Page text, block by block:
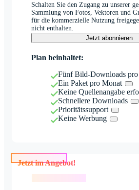
Schalten Sie den Zugang zu unserer
Sammlung von Fotos, Vektoren und
für die kommerzielle Nutzung
nicht enthalten.
Jetzt abonnieren
Plan beinhaltet:
Fünf Bild-Downloads
Ein Paket pro Monat
Keine Quellenangabe
Schnellere Downloads
Prioritätssupport
Keine Werbung
Jetzt im Angebot!